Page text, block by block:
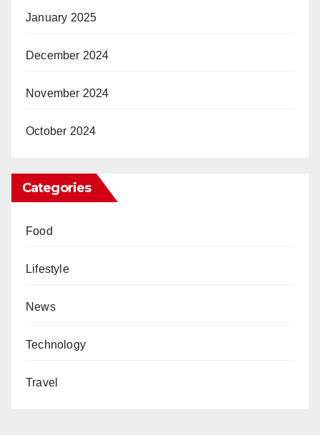
January 2025
December 2024
November 2024
October 2024
Categories
Food
Lifestyle
News
Technology
Travel